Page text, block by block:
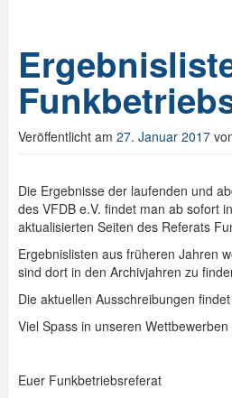
Veröffentlicht am 27. Januar 2017
Die Ergebnisse der laufenden und
des VFDB e.V. findet man ab sofort
aktualisierten Seiten des Referats
Ergebnislisten aus früheren Jahren
sind dort in den Archivjahren zu
Die aktuellen Ausschreibungen
Viel Spass in unseren
Euer Funkbetriebsreferat